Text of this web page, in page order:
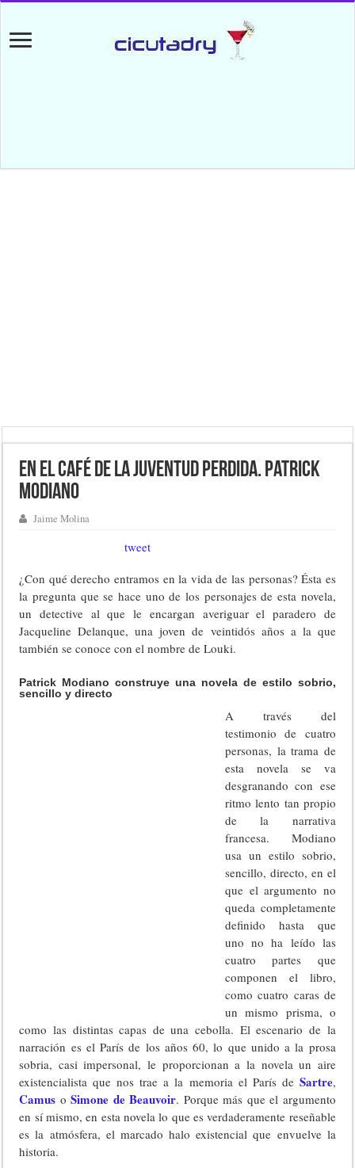
En el café de la juventud perdida. Patrick
Modiano
Jaime Molina
tweet
¿Con qué derecho entramos en la vida de las personas? Ésta es
la pregunta que se hace uno de los personajes de esta novela,
un detective al que le encargan averiguar el paradero de
Jacqueline Delanque, una joven de veintidós años a la que
también se conoce con el nombre de Louki.
Patrick Modiano construye una novela de estilo sobrio,
sencillo y directo
A través del
testimonio de cuatro
personas, la trama de
esta novela se va
desgranando con ese
ritmo lento tan propio
de la narrativa
francesa. Modiano
usa un estilo sobrio,
sencillo, directo, en el
que el argumento no
queda completamente
definido hasta que
uno no ha leído las
cuatro partes que
componen el libro,
como cuatro caras de
un mismo prisma, o
como las distintas capas de una cebolla. El escenario de la
narración es el París de los años 60, lo que unido a la prosa
sobria, casi impersonal, le proporcionan a la novela un aire
existencialista que nos trae a la memoria el París de Sartre,
Camus oSimone de Beauvoir. Porque más que el argumento
en sí mismo, en esta novela lo que es verdaderamente reseñable
es la atmósfera, el marcado halo existencial que envuelve la
historia.